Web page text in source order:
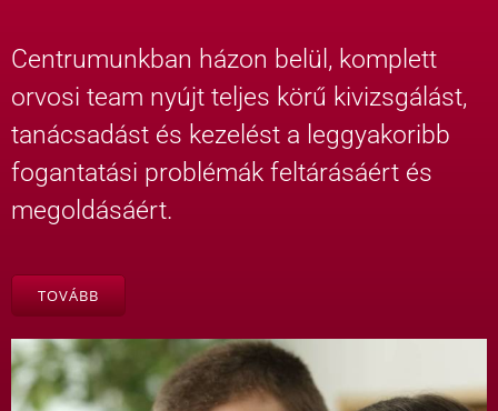
Centrumunkban házon belül, komplett
orvosi team nyújt teljes körű kivizsgálást,
tanácsadást és kezelést a leggyakoribb
fogantatási problémák feltárásáért és
megoldásáért.
TOVÁBB